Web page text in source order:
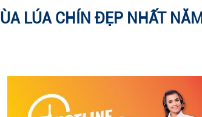
LÚA CHÍN ĐẸP NHẤT NĂM